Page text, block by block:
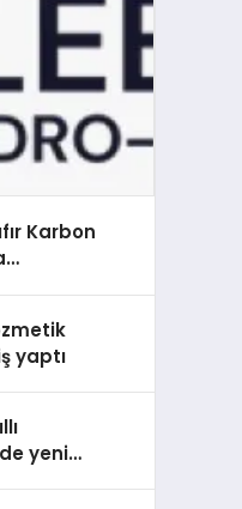
Karbon
yaptı
yeni